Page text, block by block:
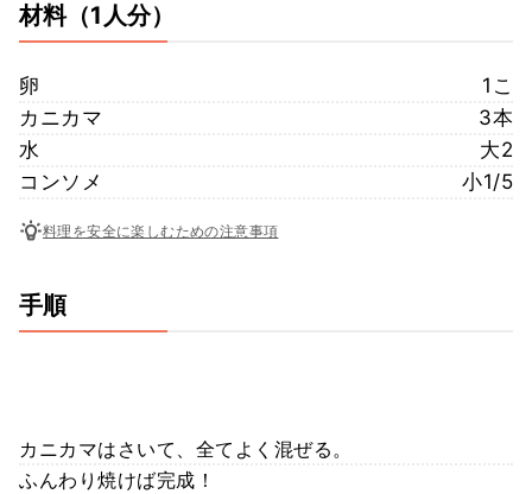
材料（1人分）
卵
1こ
カニカマ
3本
水
大2
コンソメ
小1/5
料理を安全に楽しむための注意事項
手順
カニカマはさいて、全てよく混ぜる。
ふんわり焼けば完成！